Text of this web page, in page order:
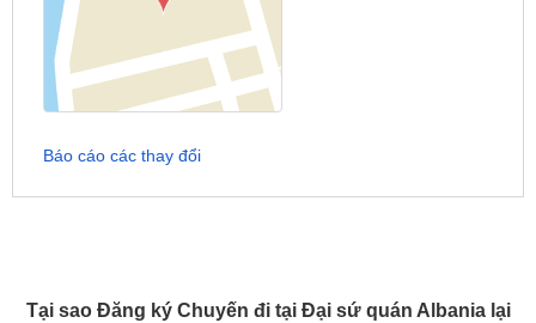
Tại sao Đăng ký Chuyến đi tại Đại sứ quán Albania lại
Báo cáo các thay đổi